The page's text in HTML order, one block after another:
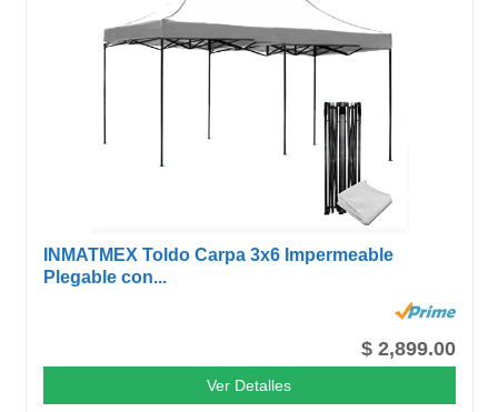
INMATMEX Toldo Carpa 3x6 Impermeable
Plegable con...
$ 2,899.00
Ver Detalles